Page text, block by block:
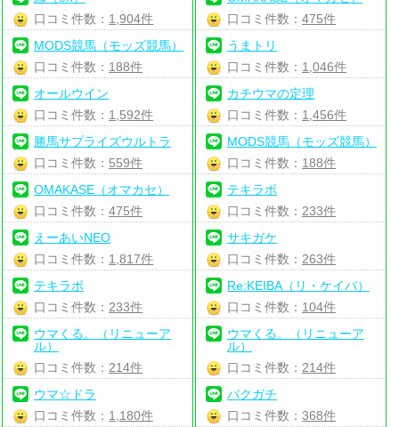
口コミ件数： 1,904件
MODS競馬（モッズ競馬）
口コミ件数： 188件
オールウイン
口コミ件数： 1,592件
勝馬サプライズウルトラ
口コミ件数： 559件
OMAKASE（オマカセ）
口コミ件数：475件
えーあいNEO
口コミ件数： 1,817件
テキラボ
口コミ件数： 233件
ウマくる。（リニューア
ル）
口コミ件数： 214件
ウマ☆ドラ
口コミ件数： 1,180件
口コミ件数： 475件
うまトリ
口コミ件数： 1,046件
カチウマの定理
口コミ件数： 1,456件
MODS競馬（モッズ競馬）
口コミ件数： 188件
テキラボ
口コミ件数： 233件
サキガケ
口コミ件数： 263件
Re:KEIBA（リ・ケイバ）
口コミ件数： 104件
ウマくる。（リニューア
ル）
口コミ件数： 214件
バクガチ
口コミ件数： 368件